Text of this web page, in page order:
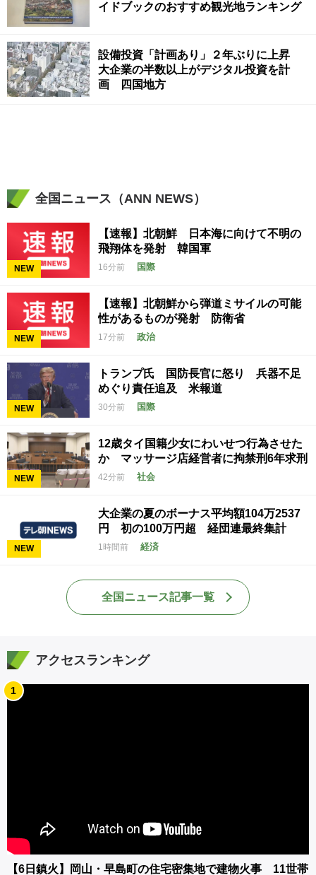
イドブックのおすすめ観光地ランキング
設備投資「計画あり」２年ぶりに上昇
大企業の半数以上がデジタル投資を計
画 四国地方
全国ニュース（ANN NEWS）
NEW
【速報】北朝鮮 日本海に向けて不明の
飛翔体を発射 韓国軍
16分前 国際
NEW
【速報】北朝鮮から弾道ミサイルの可能
性があるものが発射 防衛省
17分前 政治
NEW
トランプ氏 国防長官に怒り 兵器不足
めぐり責任追及 米報道
30分前 国際
NEW
12歳タイ国籍少女にわいせつ行為させた
か マッサージ店経営者に拘禁刑6年求刑
42分前 社会
NEW
大企業の夏のボーナス平均額104万2537
円 初の100万円超 経団連最終集計
1時間前 経済
全国ニュース記事一覧
アクセスランキング
1
【6日鎮火】岡山・早島町の住宅密集地で建物火事 11世帯